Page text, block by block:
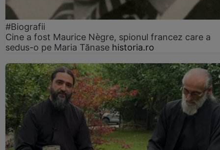
#Biografii
Cine a fost Maurice Nègre, spionul francez care a
sedus-o pe Maria Tănase historia.ro